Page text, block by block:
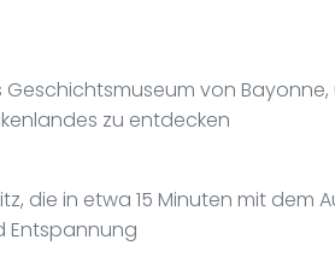
von Bayonne,
zu entdecken
die in etwa 15 Minuten mit dem
Entspannung